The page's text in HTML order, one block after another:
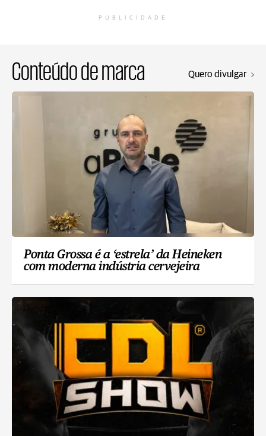
PUBLICIDADE
Conteúdo de marca Quero divulgar
Ponta Grossa é a ‘estrela’ da Heineken
com moderna indústria cervejeira